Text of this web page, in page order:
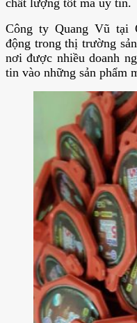
chất lượng tốt mà uy tín.
Công ty Quang Vũ tại
động trong thị trường
nơi được nhiều doanh
tin vào những sản phẩm